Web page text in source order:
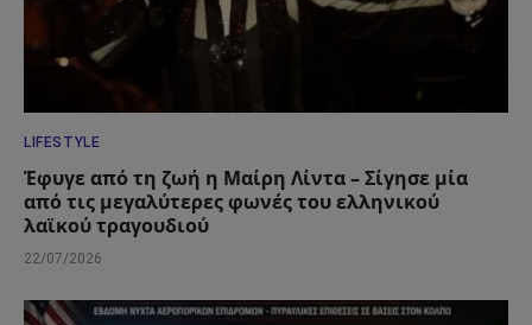
LIFESTYLE
Έφυγε από τη ζωή η Μαίρη Λίντα – Σίγησε μία
από τις μεγαλύτερες φωνές του ελληνικού
λαϊκού τραγουδιού
22/07/2026